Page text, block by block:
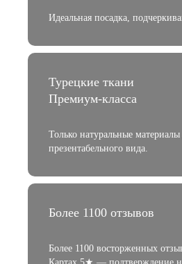
Идеальная посадка,
Турецкие ткани
Премиум-класса
Только натуральные
презентабельного вида.
Более 1100 отзывов
Более 1100 восторженных